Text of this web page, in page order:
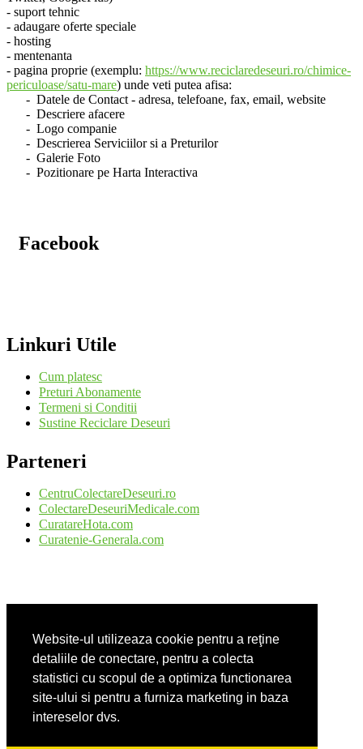
Website-ul utilizeaza cookie pentru a reţine
detaliile de conectare, pentru a colecta
statistici cu scopul de a optimiza functionarea
site-ului si pentru a furniza marketing in baza
intereselor dvs.
- suport tehnic
- adaugare oferte speciale
- hosting
- mentenanta
- pagina proprie (exemplu: https://www.reciclaredeseuri.ro/chimice-
periculoase/satu-mare) unde veti putea afisa:
- Datele de Contact - adresa, telefoane, fax, email, website
- Descriere afacere
- Logo companie
- Descrierea Serviciilor si a Preturilor
- Galerie Foto
- Pozitionare pe Harta Interactiva
Facebook
Linkuri Utile
Cum platesc
Preturi Abonamente
Termeni si Conditii
Sustine Reciclare Deseuri
Parteneri
CentruColectareDeseuri.ro
ColectareDeseuriMedicale.com
CuratareHota.com
Curatenie-Generala.com
Spalatorie-Curatatorie.com
Spalatorie-Curatatorie.ro